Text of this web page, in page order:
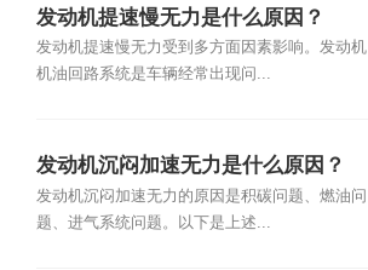
发动机提速慢无力是什么原因？
发动机提速慢无力受到多方面因素影响。发动机
机油回路系统是车辆经常出现问...
发动机沉闷加速无力是什么原因？
发动机沉闷加速无力的原因是积碳问题、燃油问
题、进气系统问题。以下是上述...